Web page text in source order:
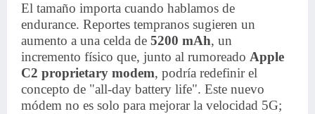
El tamaño importa cuando hablamos de
endurance. Reportes tempranos sugieren un
aumento a una celda de 5200 mAh, un
incremento físico que, junto al rumoreado Apple
C2 proprietary modem, podría redefinir el
concepto de "all-day battery life". Este nuevo
módem no es solo para mejorar la velocidad 5G;